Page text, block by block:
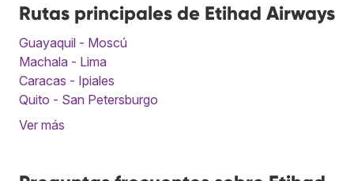
Rutas principales de Etihad Airways
Guayaquil - Moscú
Machala - Lima
Caracas - Ipiales
Quito - San Petersburgo
Ver más